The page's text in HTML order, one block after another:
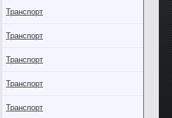
Транспорт
Транспорт
Транспорт
Транспорт
Транспорт